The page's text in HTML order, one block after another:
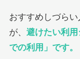
おすすめしづら
が、 避けたい利
での利用」です。